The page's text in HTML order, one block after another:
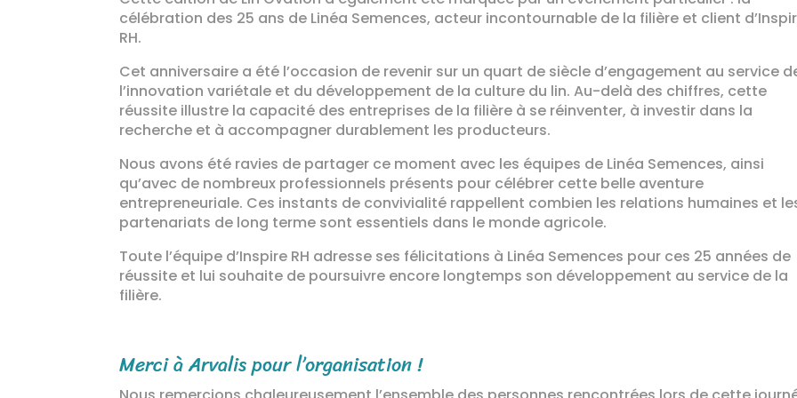
célébration des 25 ans de Linéa Semences, acteur incontournable de la filière et client
RH.
Cet anniversaire a été l’occasion de revenir sur un quart de siècle d’engagement au service
l’innovation variétale et du développement de la culture du lin. Au-delà des chiffres, cette
réussite illustre la capacité des entreprises de la filière à se réinventer, à investir dans la
recherche et à accompagner durablement les producteurs.
Nous avons été ravies de partager ce moment avec les équipes de Linéa Semences, ainsi
qu’avec de nombreux professionnels présents pour célébrer cette belle aventure
entrepreneuriale. Ces instants de convivialité rappellent combien les relations humaines et
partenariats de long terme sont essentiels dans le monde agricole.
Toute l’équipe d’Inspire RH adresse ses félicitations à Linéa Semences pour ces 25 années de
réussite et lui souhaite de poursuivre encore longtemps son développement au service de la
filière.
Merci à Arvalis pour l’organisation !